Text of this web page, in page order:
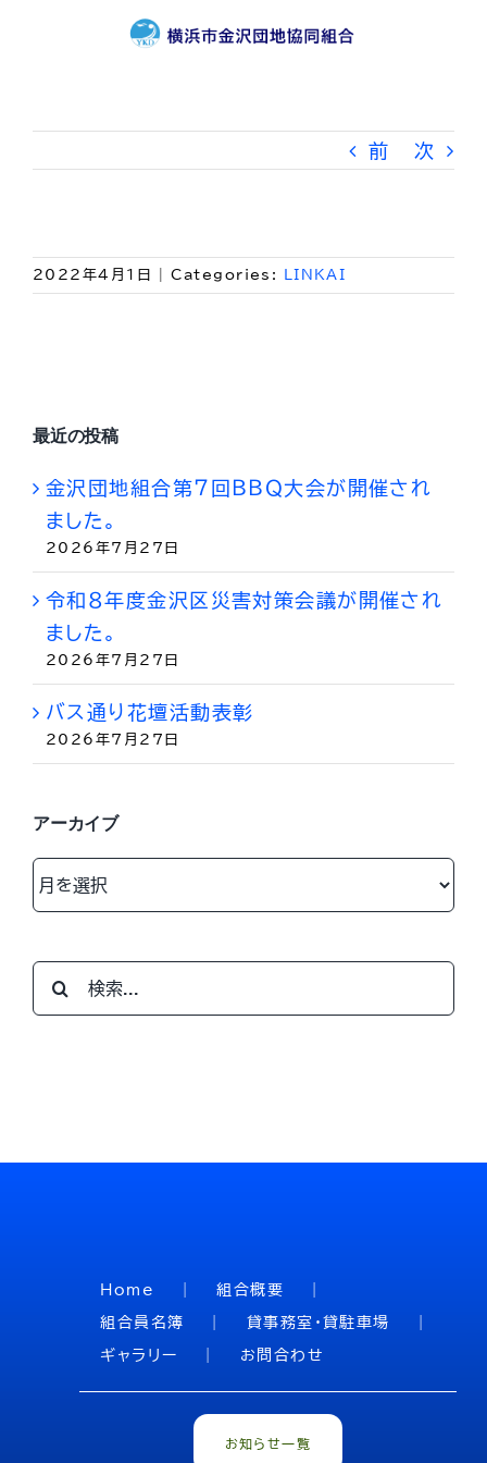
前 次
2022年4月1日 Categories: LINKAI
最近の投稿
金沢団地組合第７回ＢＢＱ大会が開催され
ました。
2026年7月27日
令和８年度金沢区災害対策会議が開催され
ました。
2026年7月27日
バス通り花壇活動表彰
2026年7月27日
アーカイブ
ア
ー
イ
索
Home 組合概要
組合員名簿 貸事務室・貸駐車場
ギャラリー お問合わせ
お知らせ一覧